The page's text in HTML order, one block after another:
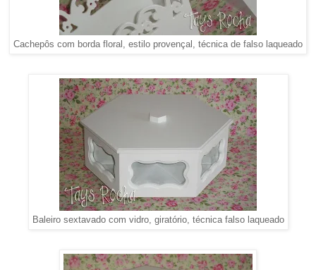
Cachepôs com borda floral, estilo provençal, técnica de falso laqueado
Baleiro sextavado com vidro, giratório, técnica falso laqueado